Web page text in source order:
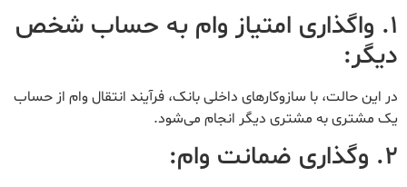
۱. واگذاری امتیاز وام به حساب شخص
دیگر:
در این حالت، با سازوکارهای داخلی بانک، فرآیند انتقال وام از حساب
یک مشتری به مشتری دیگر انجام می‌شود.
۲. وگذاری ضمانت وام: